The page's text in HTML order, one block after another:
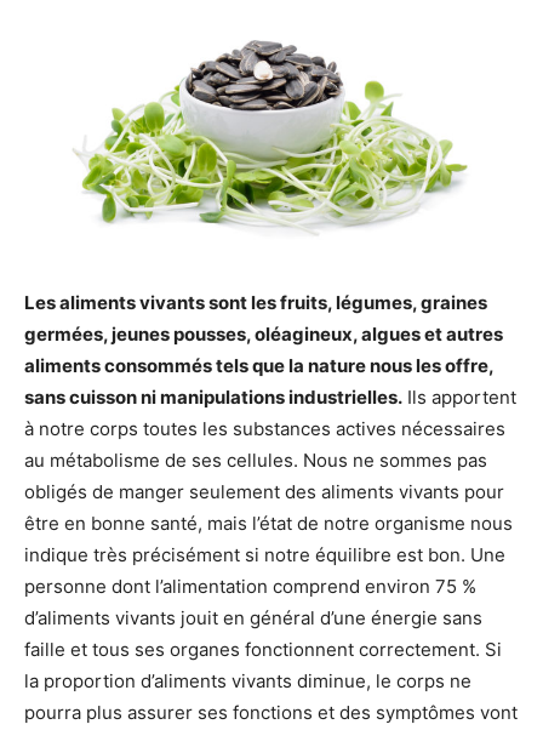
Les aliments vivants sont les fruits, légumes, graines
germées, jeunes pousses, oléagineux, algues et autres
aliments consommés tels que la nature nous les offre,
sans cuisson ni manipulations industrielles. Ils apportent
à notre corps toutes les substances actives nécessaires
au métabolisme de ses cellules. Nous ne sommes pas
obligés de manger seulement des aliments vivants pour
être en bonne santé, mais l’état de notre organisme nous
indique très précisément si notre équilibre est bon. Une
personne dont l’alimentation comprend environ 75 %
d’aliments vivants jouit en général d’une énergie sans
faille et tous ses organes fonctionnent correctement. Si
la proportion d’aliments vivants diminue, le corps ne
pourra plus assurer ses fonctions et des symptômes vont